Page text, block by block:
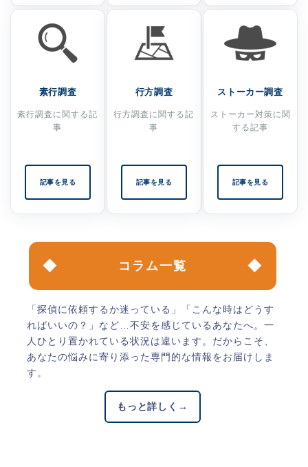
素行調査
素行調査に関する記
事
記事を見る
行方調査
行方調査に関する記
事
記事を見る
ストーカー調査
ストーカー対策に関
する記事
記事を見る
コラム一覧
「探偵に依頼するか迷っている」「こんな時はどうす
ればいいの？」など…不安を感じているあなたへ。一
人ひとり置かれている状況は違います。だからこそ、
あなたの悩みに寄り添った専門的な情報をお届けしま
す。
もっと詳しく →